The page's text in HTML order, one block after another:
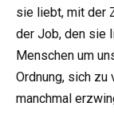
sie liebt, mit der
der Job, den sie
Menschen um
Ordnung, sich zu
manchmal